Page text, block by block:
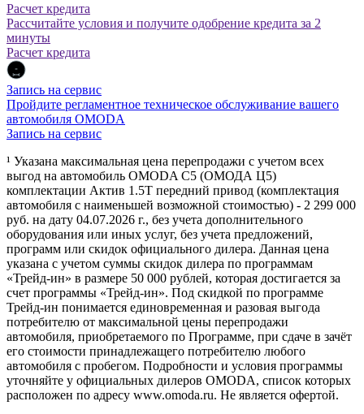
Расчет кредита
Рассчитайте условия и получите одобрение кредита за 2
минуты
Расчет кредита
Запись на сервис
Пройдите регламентное техническое обслуживание вашего
автомобиля OMODA
Запись на сервис
¹ Указана максимальная цена перепродажи с учетом всех
выгод на автомобиль OMODA C5 (ОМОДА Ц5)
комплектации Актив 1.5Т передний привод (комплектация
автомобиля с наименьшей возможной стоимостью) - 2 299 000
руб. на дату 04.07.2026 г., без учета дополнительного
оборудования или иных услуг, без учета предложений,
программ или скидок официального дилера. Данная цена
указана с учетом суммы скидок дилера по программам
«Трейд-ин» в размере 50 000 рублей, которая достигается за
счет программы «Трейд-ин». Под скидкой по программе
Трейд-ин понимается единовременная и разовая выгода
потребителю от максимальной цены перепродажи
автомобиля, приобретаемого по Программе, при сдаче в зачёт
его стоимости принадлежащего потребителю любого
автомобиля с пробегом. Подробности и условия программы
уточняйте у официальных дилеров OMODA, список которых
расположен по адресу www.omoda.ru. Не является офертой.